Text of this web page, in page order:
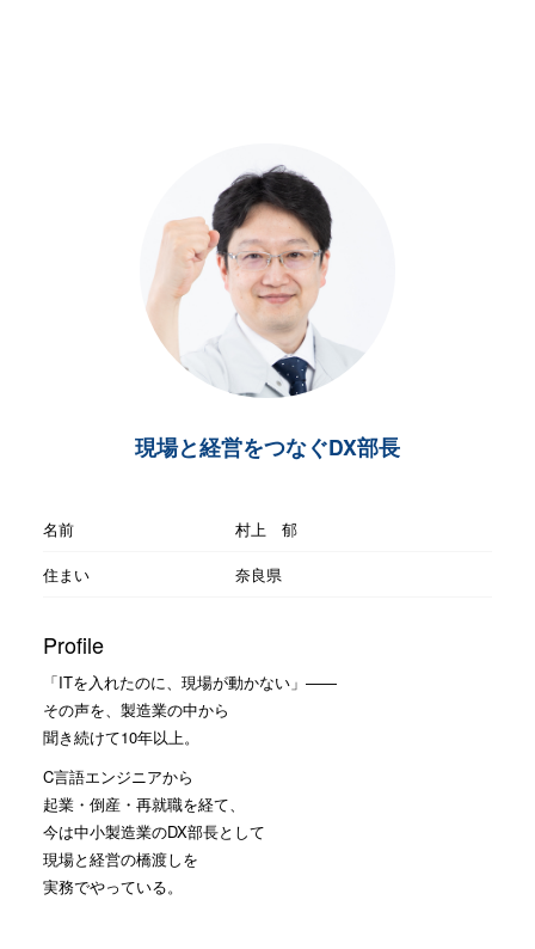
現場と経営をつなぐDX部長
名前
村上 郁
住まい
奈良県
Profile
「ITを入れたのに、現場が動かない」——
その声を、製造業の中から
聞き続けて10年以上。
C言語エンジニアから
起業・倒産・再就職を経て、
今は中小製造業のDX部長として
現場と経営の橋渡しを
実務でやっている。